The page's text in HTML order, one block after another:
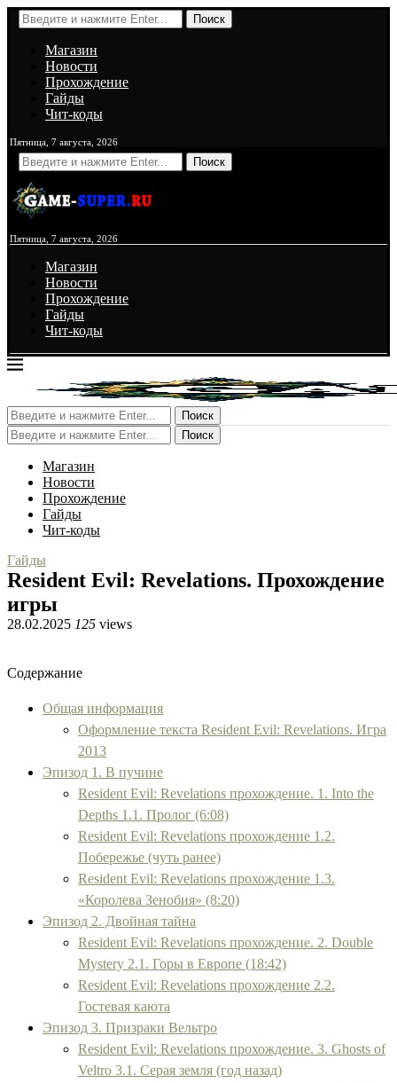
Поиск
Магазин
Новости
Прохождение
Гайды
Чит-коды
Пятница, 7 августа, 2026
Поиск
Пятница, 7 августа, 2026
Магазин
Новости
Прохождение
Гайды
Чит-коды
Поиск
Поиск
Магазин
Новости
Прохождение
Гайды
Чит-коды
Гайды
Resident Evil: Revelations. Прохождение
игры
28.02.2025 125 views
Содержание
Общая информация
Оформление текста Resident Evil: Revelations. Игра
2013
Эпизод 1. В пучине
Resident Evil: Revelations прохождение. 1. Into the
Depths 1.1. Пролог (6:08)
Resident Evil: Revelations прохождение 1.2.
Побережье (чуть ранее)
Resident Evil: Revelations прохождение 1.3.
«Королева Зенобия» (8:20)
Эпизод 2. Двойная тайна
Resident Evil: Revelations прохождение. 2. Double
Mystery 2.1. Горы в Европе (18:42)
Resident Evil: Revelations прохождение 2.2.
Гостевая каюта
Эпизод 3. Призраки Вельтро
Resident Evil: Revelations прохождение. 3. Ghosts of
Veltro 3.1. Серая земля (год назад)